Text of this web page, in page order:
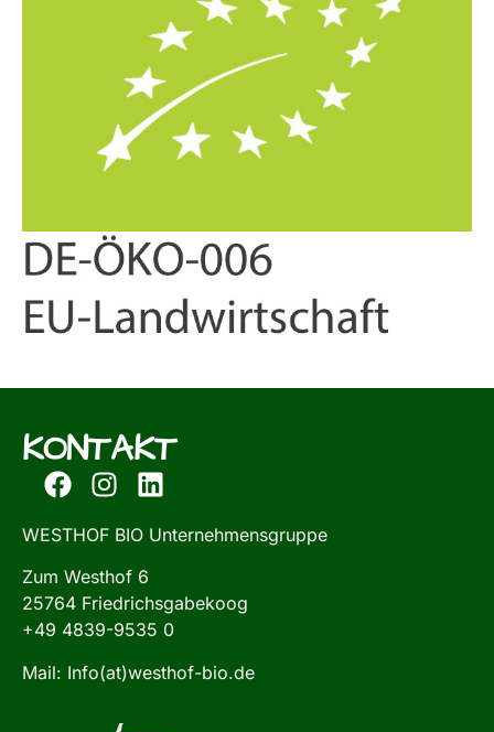
KONTAKT
WESTHOF BIO Unternehmensgruppe
Zum Westhof 6
25764 Friedrichsgabekoog
+49 4839-9535 0
Mail: Info(at)westhof-bio.de